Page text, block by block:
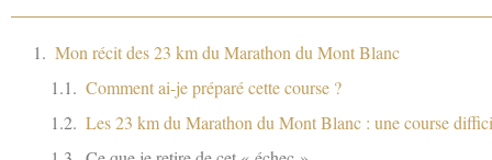
Mon récit des 23 km du Marathon du Mont Blanc
Comment ai-je préparé cette course ?
Les 23 km du Marathon du Mont Blanc : une course